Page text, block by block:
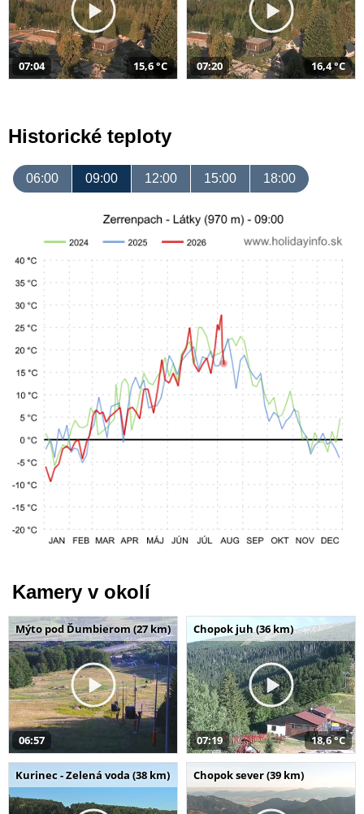
07:04 15,6 °C 07:20 16,4 °C
Historické teploty
06:00 09:00 12:00 15:00 18:00
Kamery v okolí
Mýto pod Ďumbierom (27 km)
06:57
Chopok juh (36 km)
07:19 18,6 °C
Kurinec - Zelená voda (38 km) Chopok sever (39 km)